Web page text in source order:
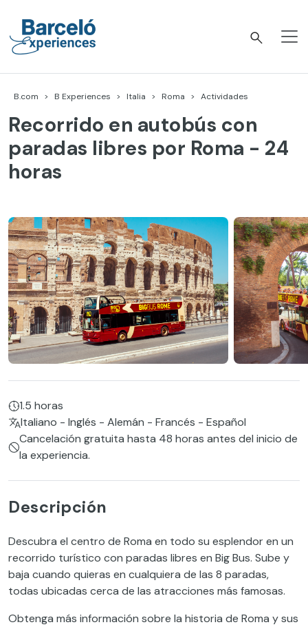
content
B.com B Experiences Italia Roma Actividades
Recorrido en autobús con
paradas libres por Roma - 24
horas
1.5 horas
Italiano - Inglés - Alemán - Francés - Español
Cancelación gratuita hasta 48 horas antes del inicio de
la experiencia.
Descripción
Descubra el centro de Roma en todo su esplendor en un
recorrido turístico con paradas libres en Big Bus. Sube y
baja cuando quieras en cualquiera de las 8 paradas,
todas ubicadas cerca de las atracciones más famosas.
Obtenga más información sobre la historia de Roma y sus